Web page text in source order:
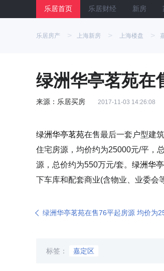
乐居首页 乐居财经 新房
乐居房产 > 上海新房 > 上海楼盘 >
绿洲华亭茗苑在
来源：乐居买房 2017-11-03 14:26:08
绿洲华亭茗苑在售最后一套户型建
住宅房源，均价约为25000元/平，
源，总价约为550万元/套。 绿洲华
下车库和配套商业(含物业、业委会
绿洲华亭茗苑在售76平起房源 均价为
标签： 嘉定区